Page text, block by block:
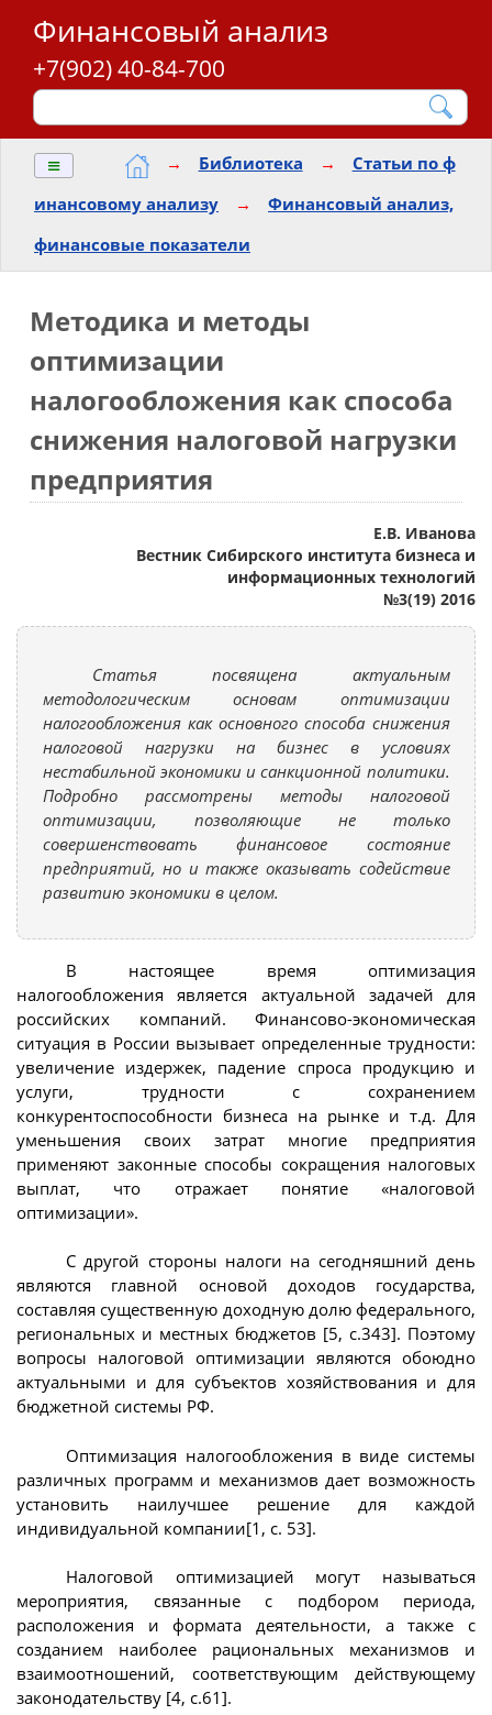
Финансовый анализ
+7(902) 40-84-700
≡ → Библиотека →
Статьи по ф
инансовому анализу
→
Финансовый анализ,
финансовые показатели
Методика и методы
оптимизации
налогообложения как способа
снижения налоговой нагрузки
предприятия
Е.В. Иванова
Вестник Сибирского института бизнеса и
информационных технологий
№3(19) 2016
Статья посвящена актуальным
методологическим основам оптимизации
налогообложения как основного способа снижения
налоговой нагрузки на бизнес в условиях
нестабильной экономики и санкционной политики.
Подробно рассмотрены методы налоговой
оптимизации, позволяющие не только
совершенствовать финансовое состояние
предприятий, но и также оказывать содействие
развитию экономики в целом.
В настоящее время оптимизация
налогообложения является актуальной задачей для
российских компаний. Финансово-экономическая
ситуация в России вызывает определенные трудности:
увеличение издержек, падение спроса продукцию и
услуги, трудности с сохранением
конкурентоспособности бизнеса на рынке и т.д. Для
уменьшения своих затрат многие предприятия
применяют законные способы сокращения налоговых
выплат, что отражает понятие «налоговой
оптимизации».
С другой стороны налоги на сегодняшний день
являются главной основой доходов государства,
составляя существенную доходную долю федерального,
региональных и местных бюджетов [5, с.343]. Поэтому
вопросы налоговой оптимизации являются обоюдно
актуальными и для субъектов хозяйствования и для
бюджетной системы РФ.
Оптимизация налогообложения в виде системы
различных программ и механизмов дает возможность
установить наилучшее решение для каждой
индивидуальной компании[1, с. 53].
Налоговой оптимизацией могут называться
мероприятия, связанные с подбором периода,
расположения и формата деятельности, а также с
созданием наиболее рациональных механизмов и
взаимоотношений, соответствующим действующему
законодательству [4, с.61].